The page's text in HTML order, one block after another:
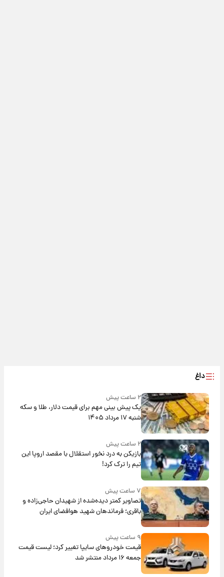
داغ
۲ ساعت پیش
یک پیش ‌بینی مهم برای قیمت دلار، طلا و سکه
شنبه ۱۷ مرداد ۱۴۰۵
۲ ساعت پیش
بازیکن به درد نخور استقلال با مقصد اروپا این
تیم را ترک کرد!
۷ ساعت پیش
تصاویر کمتر دیده‌شده از شهیدان حاجی‌زاده و
باقری؛ فرماندهان شهید هوافضای ایران
۹ ساعت پیش
قیمت خودروهای سایپا تغییر کرد؛ لیست قیمت
جمعه ۱۶ مرداد منتشر شد